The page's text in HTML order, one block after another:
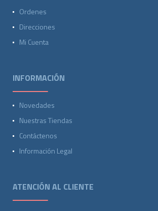
Ordenes
Direcciones
Mi Cuenta
INFORMACIÓN
Novedades
Nuestras Tiendas
Contáctenos
Información Legal
ATENCIÓN AL CLIENTE